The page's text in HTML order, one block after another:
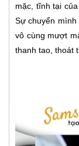
mặc, tĩnh tại
Sự chuyển
vô cùng mượt
thanh tao, thoát